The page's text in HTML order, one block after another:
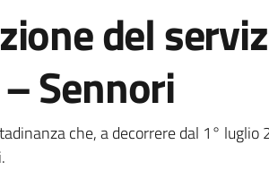
del
Sennori
che, a decorrere dal 1°